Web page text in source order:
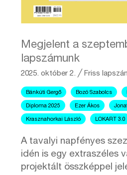
Megjelent a
lapszámunk
2025. október 2. ╱Friss
Bánkúti Gergő Bozó Szabolcs
Diploma 2025 Ezer Ákos
Krasznahorkai László LOKART 3.0
A tavalyi napfényes
idén is egy extraszéles
projektált összképpel